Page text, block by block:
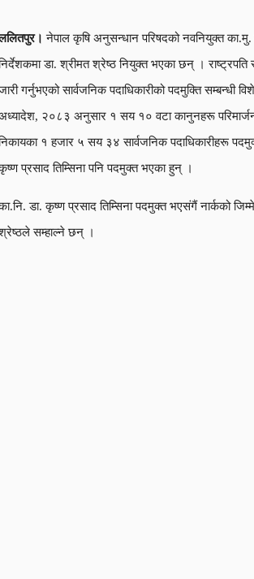
नेपाल कृषि अनुसन्धान परिषदको नवनियुक्त का.मु.
डा. श्रीमत श्रेष्ठ नियुक्त भएका छन् । राष्ट्रपति
गर्नुभएको सार्वजनिक पदाधिकारीको पदमुक्ति सम्बन्धी
२०८३ अनुसार १ सय १० वटा कानुनहरू
१ हजार ५ सय ३४ सार्वजनिक पदाधिकारीहरू
प्रसाद तिम्सिना पनि पदमुक्त भएका हुन् ।
डा. कृष्ण प्रसाद तिम्सिना पदमुक्त भएसंगैं नार्कको
सम्हाल्ने छन् ।